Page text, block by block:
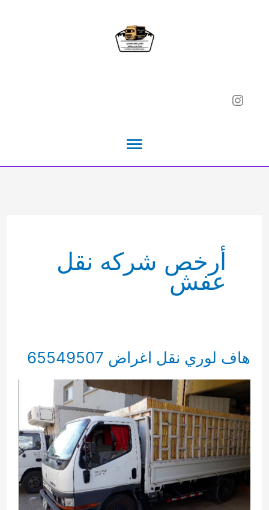
القائمة
Instagram
أرخص شركه نقل
عفش
هاف لوري نقل اغراض 65549507